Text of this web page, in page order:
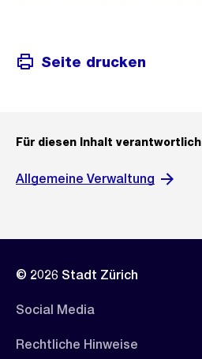
Seite drucken
Für diesen Inhalt verantwortlich
Allgemeine Verwaltung
© 2026 Stadt Zürich
Social Media
Rechtliche Hinweise